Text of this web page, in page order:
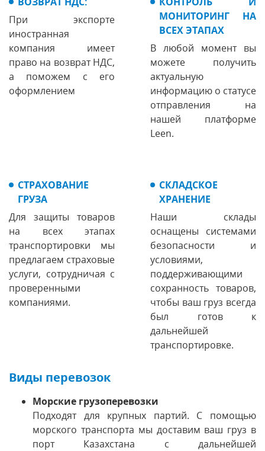
При экспорте
иностранная
компания имеет
право на возврат НДС,
а поможем с его
оформлением
МОНИТОРИНГ НА
ВСЕХ ЭТАПАХ
В любой момент вы
можете получить
актуальную
информацию о статусе
отправления на
нашей платформе
Leen.
СТРАХОВАНИЕ
ГРУЗА
Для защиты товаров
на всех этапах
транспортировки мы
предлагаем страховые
услуги, сотрудничая с
проверенными
компаниями.
СКЛАДСКОЕ
ХРАНЕНИЕ
Наши склады
оснащены системами
безопасности и
условиями,
поддерживающими
сохранность товаров,
чтобы ваш груз всегда
был готов к
дальнейшей
транспортировке.
Виды перевозок
Морские грузоперевозки
Подходят для крупных партий. С помощью
морского транспорта мы доставим ваш груз в
порт Казахстана с дальнейшей